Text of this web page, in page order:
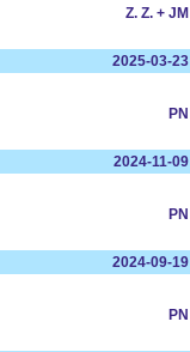
Z. Z. + JM
2025-03-23
PN
2024-11-09
PN
2024-09-19
PN